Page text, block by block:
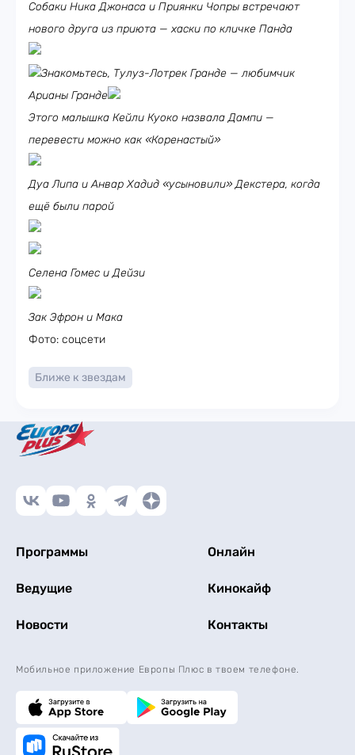
Собаки Ника Джонаса и Приянки Чопры встречают
нового друга из приюта — хаски по кличке Панда
Знакомьтесь, Тулуз-Лотрек Гранде — любимчик
Арианы Гранде
Этого малышка Кейли Куоко назвала Дампи —
перевести можно как «Коренастый»
Дуа Липа и Анвар Хадид «усыновили» Декстера, когда
ещё были парой
Селена Гомес и Дейзи
Зак Эфрон и Мака
Фото: соцсети
Ближе к звездам
Программы Онлайн
Ведущие Кинокайф
Новости Контакты
Мобильное приложение Европы Плюс в твоем телефоне.